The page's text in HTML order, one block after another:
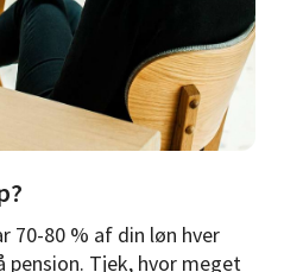
70-80 % af din løn hver
pension. Tjek, hvor meget